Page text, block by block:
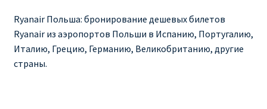
Ryanair изменить фамилию
Ryanair Испания
Ryanair Польша: бронирование дешевых билетов
Ryanair из аэропортов Польши в Испанию, Португалию,
Италию, Грецию, Германию, Великобританию, другие
страны.